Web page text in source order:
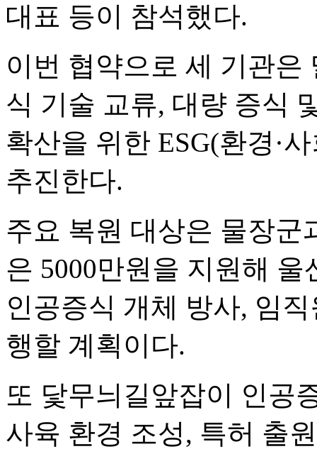
대표 등이 참석했다.
이번 협약으로 세 기관은
식 기술 교류, 대량 증식
확산을 위한 ESG(환경·
추진한다.
주요 복원 대상은 물장군
은 5000만원을 지원해
인공증식 개체 방사, 임
행할 계획이다.
또 닻무늬길앞잡이 인공
사육 환경 조성, 특허 출